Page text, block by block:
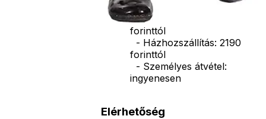
Szállítás:
- Csomagautomata: 1190
forinttól
- Házhozszállítás: 2190
forinttól
- Személyes átvétel:
ingyenesen
Elérhetőség